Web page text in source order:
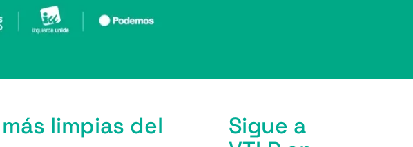
limpias del
Sigue a